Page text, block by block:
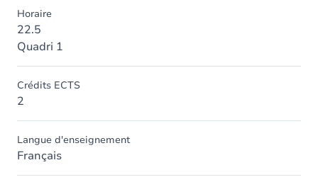
Horaire
22.5
Quadri 1
Crédits ECTS
2
Langue d'enseignement
Français